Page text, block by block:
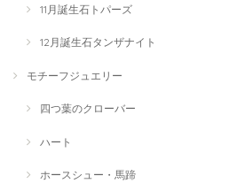
11月誕生石トパーズ
12月誕生石タンザナイト
モチーフジュエリー
四つ葉のクローバー
ハート
ホースシュー・馬蹄